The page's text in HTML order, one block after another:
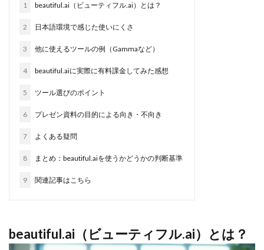
1 beautiful.ai（ビューティフル.ai）とは？
2 日本語環境で感じた使いにくさ
3 他に使えるツールの例（Gammaなど）
4 beautiful.aiに実際に有料課金してみた感想
5 ツール選びのポイント
6 プレゼン資料の目的による向き・不向き
7 よくある疑問
8 まとめ：beautiful.aiを使うかどうかの判断基準
9 関連記事はこちら
beautiful.ai（ビューティフル.ai）とは？